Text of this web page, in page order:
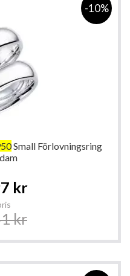
-10%
Small Förlovningsring
kr
kr